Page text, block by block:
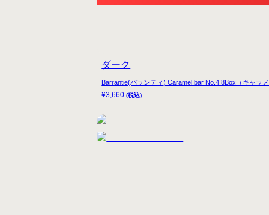
¥3,660 (税込)
Barrantie(バランティ) Caramel bar No.4 8Box（キャラ
ダーク